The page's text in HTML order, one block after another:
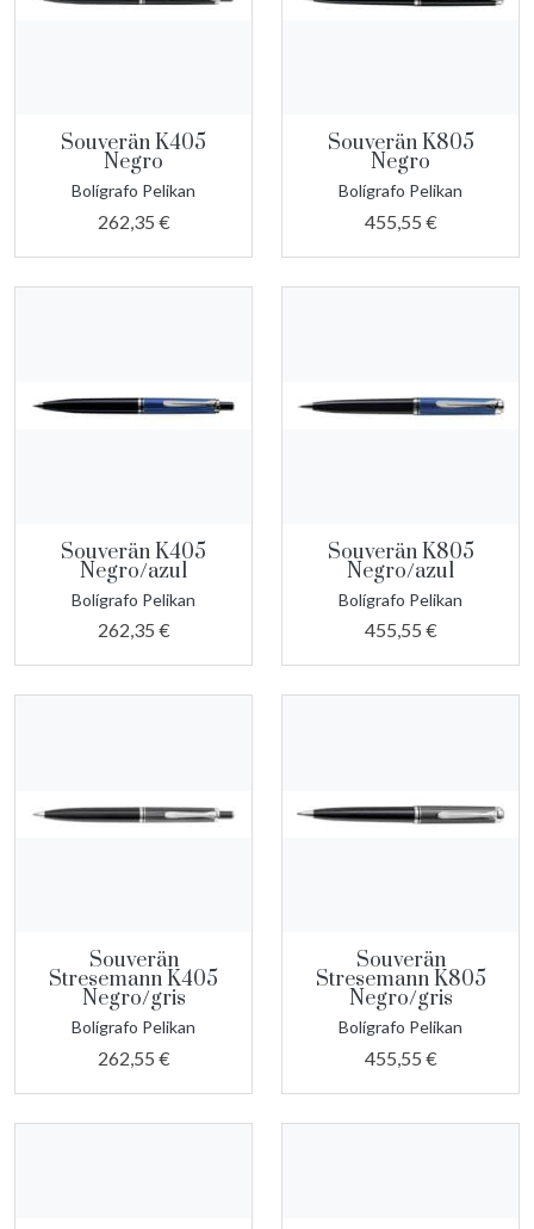
Souverän K405
Negro
Bolígrafo Pelikan
262,35 €
Souverän K805
Negro
Bolígrafo Pelikan
455,55 €
Souverän K405
Negro/azul
Bolígrafo Pelikan
262,35 €
Souverän K805
Negro/azul
Bolígrafo Pelikan
455,55 €
Souverän
Stresemann K405
Negro/gris
Bolígrafo Pelikan
262,55 €
Souverän
Stresemann K805
Negro/gris
Bolígrafo Pelikan
455,55 €